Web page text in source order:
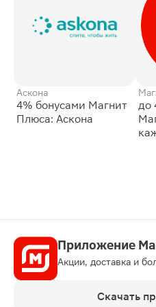
Аскона
4% бонусами Магнит
Плюса: Аскона
до
Приложение
Акции, доставка и
Скачать